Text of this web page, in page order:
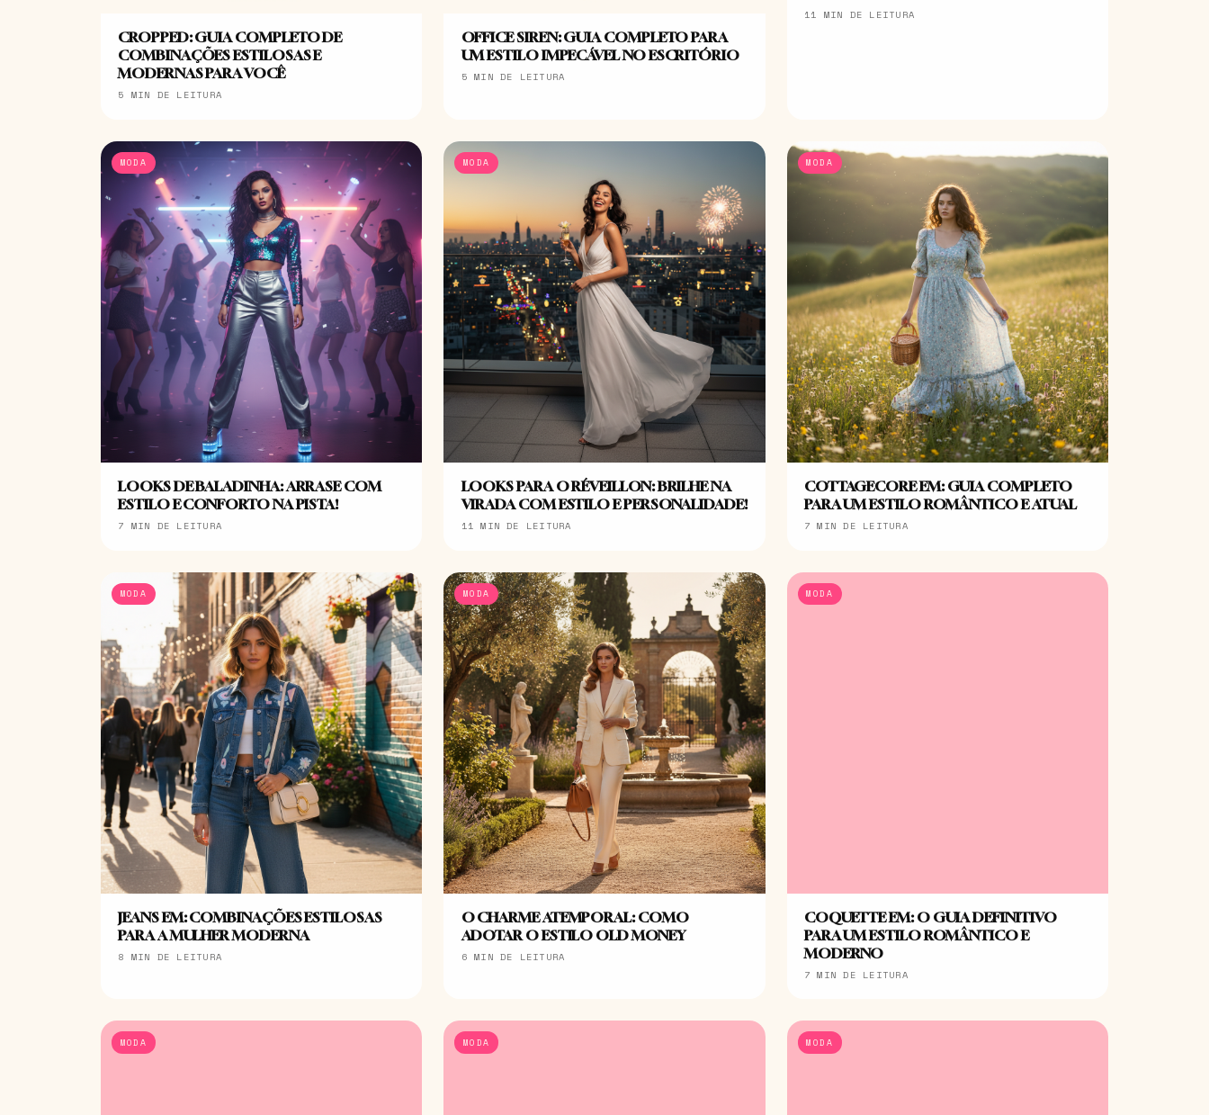
CROPPED: GUIA COMPLETO DE
COMBINAÇÕES ESTILOSAS E
MODERNAS PARA VOCÊ
5 MIN DE LEITURA
OFFICE SIREN: GUIA COMPLETO PARA
UM ESTILO IMPECÁVEL NO ESCRITÓRIO
5 MIN DE LEITURA
11 MIN DE LEITURA
MODA
LOOKS DE BALADINHA: ARRASE COM
ESTILO E CONFORTO NA PISTA!
7 MIN DE LEITURA
MODA
LOOKS PARA O RÉVEILLON: BRILHE NA
VIRADA COM ESTILO E PERSONALIDADE!
11 MIN DE LEITURA
MODA
COTTAGECORE EM: GUIA COMPLETO
PARA UM ESTILO ROMÂNTICO E ATUAL
7 MIN DE LEITURA
MODA
JEANS EM: COMBINAÇÕES ESTILOSAS
PARA A MULHER MODERNA
8 MIN DE LEITURA
MODA
O CHARME ATEMPORAL: COMO
ADOTAR O ESTILO OLD MONEY
6 MIN DE LEITURA
MODA
COQUETTE EM: O GUIA DEFINITIVO
PARA UM ESTILO ROMÂNTICO E
MODERNO
7 MIN DE LEITURA
MODA MODA MODA